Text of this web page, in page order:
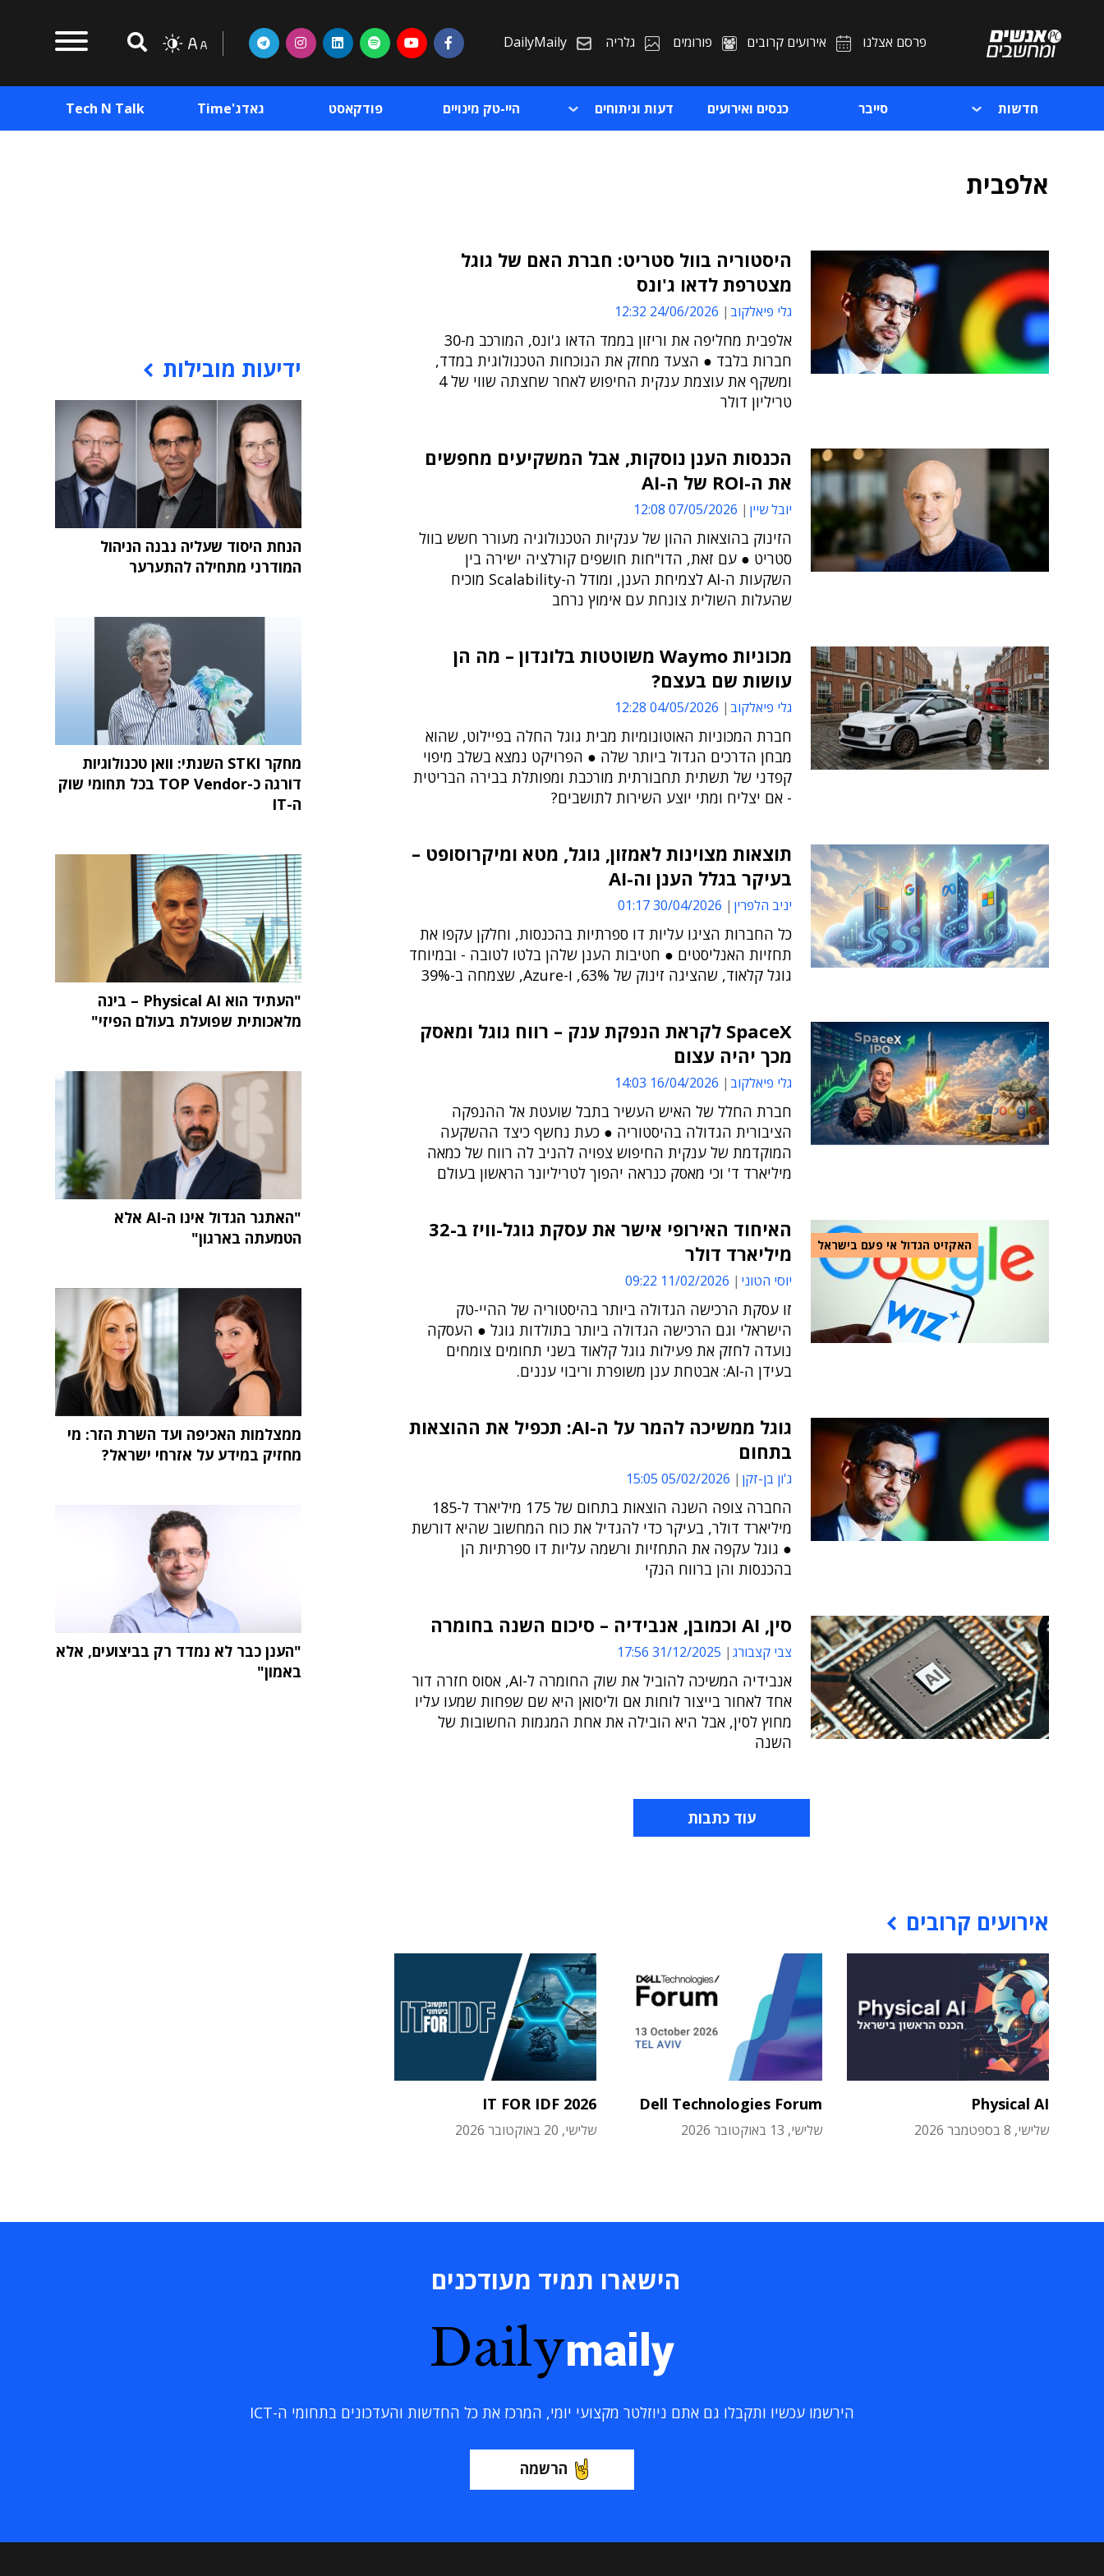
פרסם אצלנו אירועים קרובים פורומים גלריה DailyMaily
חדשות סייבר כנסים ואירועים דעות וניתוחים היי-טק מינויים פודקאסט גאדג'Time Tech N Talk
אלפבית
היסטוריה בוול סטריט: חברת האם של גוגל
מצטרפת לדאו ג'ונס
גלי פיאלקוב 24/06/2026 12:32
אלפבית מחליפה את וריזון בממד הדאו ג'ונס, המורכב מ-30
חברות בלבד ● הצעד מחזק את הנוכחות הטכנולוגית במדד,
ומשקף את עוצמת ענקית החיפוש לאחר שחצתה שווי של 4
טריליון דולר
הכנסות הענן נוסקות, אבל המשקיעים מחפשים
את ה-ROI של ה-AI
יובל שיין 07/05/2026 12:08
הזינוק בהוצאות ההון של ענקיות הטכנולוגיה מעורר חשש בוול
סטריט ● עם זאת, הדו"חות חושפים קורלציה ישירה בין
השקעות ה-AI לצמיחת הענן, ומודל ה-Scalability מוכיח
שהעלות השולית צונחת עם אימוץ נרחב
מכוניות Waymo משוטטות בלונדון – מה הן
עושות שם בעצם?
גלי פיאלקוב 04/05/2026 12:28
חברת המכוניות האוטונומיות מבית גוגל החלה בפיילוט, שהוא
מבחן הדרכים הגדול ביותר שלה ● הפרויקט נמצא בשלב מיפוי
קפדני של תשתית תחבורתית מורכבת ומפותלת בבירה הבריטית
- אם יצליח ומתי יוצע השירות לתושבים?
תוצאות מצוינות לאמזון, גוגל, מטא ומיקרוסופט –
בעיקר בגלל הענן וה-AI
יניב הלפרין 30/04/2026 01:17
כל החברות הציגו עליות דו ספרתיות בהכנסות, וחלקן עקפו את
תחזיות האנליסטים ● חטיבות הענן שלהן בלטו לטובה - ובמיוחד
גוגל קלאוד, שהציגה זינוק של 63%, ו-Azure, שצמחה ב-39%
SpaceX לקראת הנפקת ענק – רווח גוגל ומאסק
מכך יהיה עצום
גלי פיאלקוב 16/04/2026 14:03
חברת החלל של האיש העשיר בתבל שועטת אל ההנפקה
הציבורית הגדולה בהיסטוריה ● כעת נחשף כיצד ההשקעה
המוקדמת של ענקית החיפוש צפויה להניב לה רווח של כמאה
מיליארד ד' וכי מאסק כנראה יהפוך לטריליונר הראשון בעולם
האקזיט הגדול אי פעם בישראל
האיחוד האירופי אישר את עסקת גוגל-וויז ב-32
מיליארד דולר
יוסי הטוני 11/02/2026 09:22
זו עסקת הרכישה הגדולה ביותר בהיסטוריה של ההיי-טק
הישראלי וגם הרכישה הגדולה ביותר בתולדות גוגל ● העסקה
נועדה לחזק את פעילות גוגל קלאוד בשני תחומים צומחים
בעידן ה-AI: אבטחת ענן משופרת וריבוי עננים.
גוגל ממשיכה להמר על ה-AI: תכפיל את ההוצאות
בתחום
ג'ון בן-זקן 05/02/2026 15:05
החברה צופה השנה הוצאות בתחום של 175 מיליארד ל-185
מיליארד דולר, בעיקר כדי להגדיל את כוח המחשוב שהיא דורשת
● גוגל עקפה את התחזיות ורשמה עליות דו ספרתיות הן
בהכנסות והן ברווח הנקי
סין, AI וכמובן, אנבידיה – סיכום השנה בחומרה
צבי קצבורג 31/12/2025 17:56
אנבידיה המשיכה להוביל את שוק החומרה ל-AI, אסוס חזרה דור
אחד לאחור בייצור לוחות אם וליסואן היא שם שפחות שמעו עליו
מחוץ לסין, אבל היא הובילה את אחת המגמות החשובות של
השנה
עוד כתבות
אירועים קרובים
Physical AI
שלישי, 8 בספטמבר 2026
Dell Technologies Forum
שלישי, 13 באוקטובר 2026
IT FOR IDF 2026
שלישי, 20 באוקטובר 2026
ידיעות מובילות
הנחת היסוד שעליה נבנה הניהול
המודרני מתחילה להתערער
מחקר STKI השנתי: וואן טכנולוגיות
דורגה כ-TOP Vendor בכל תחומי שוק
ה-IT
"העתיד הוא Physical AI – בינה
מלאכותית שפועלת בעולם הפיזי"
"האתגר הגדול אינו ה-AI אלא
הטמעתה בארגון"
ממצלמות האכיפה ועד השרת הזר: מי
מחזיק במידע על אזרחי ישראל?
"הענן כבר לא נמדד רק בביצועים, אלא
באמון"
הישארו תמיד מעודכנים
Dailymaily
הירשמו עכשיו ותקבלו גם אתם ניוזלטר מקצועי יומי, המרכז את כל החדשות והעדכונים בתחומי ה-ICT
הרשמה